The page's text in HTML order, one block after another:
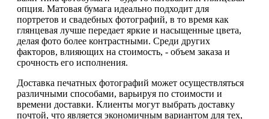
опция. Матовая бумага идеально подходит для
портретов и свадебных фотографий, в то время как
глянцевая лучше передает яркие и насыщенные цвета,
делая фото более контрастными. Среди других
факторов, влияющих на стоимость, - объем заказа и
срочность его исполнения.
Доставка печатных фотографий может осуществляться
различными способами, варьируя по стоимости и
времени доставки. Клиенты могут выбрать доставку
почтой, что является экономичным вариантом для тех,